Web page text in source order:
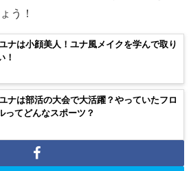
う！
ナは小顔美人！ユナ風メイクを学んで取り
！
ナは部活の大会で大活躍？やっていたフロ
ってどんなスポーツ？